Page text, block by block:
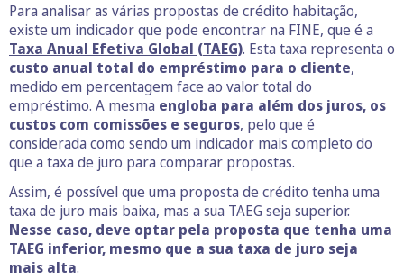
Para analisar as várias propostas de crédito habitação,
existe um indicador que pode encontrar na FINE, que é a
Taxa Anual Efetiva Global (TAEG). Esta taxa representa o
custo anual total do empréstimo para o cliente,
medido em percentagem face ao valor total do
empréstimo. A mesma engloba para além dos juros, os
custos com comissões e seguros, pelo que é
considerada como sendo um indicador mais completo do
que a taxa de juro para comparar propostas.
Assim, é possível que uma proposta de crédito tenha uma
taxa de juro mais baixa, mas a sua TAEG seja superior.
Nesse caso, deve optar pela proposta que tenha uma
TAEG inferior, mesmo que a sua taxa de juro seja
mais alta.